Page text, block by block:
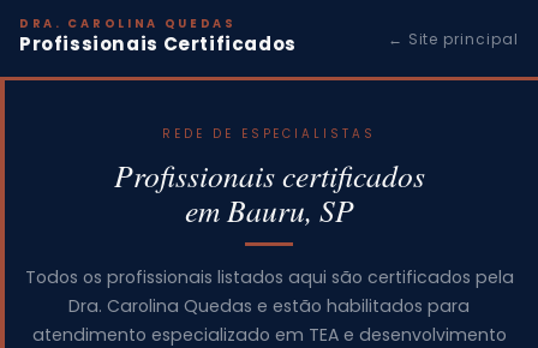
DRA. CAROLINA QUEDAS
Profissionais Certificados ← Site principal
REDE DE ESPECIALISTAS
Profissionais certificados
em Bauru, SP
Todos os profissionais listados aqui são certificados pela
Dra. Carolina Quedas e estão habilitados para
atendimento especializado em TEA e desenvolvimento